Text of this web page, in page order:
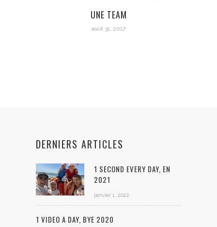
UNE TEAM
août 31, 2017
DERNIERS ARTICLES
1 SECOND EVERY DAY, EN
2021
janvier 1, 2022
1 VIDEO A DAY, BYE 2020